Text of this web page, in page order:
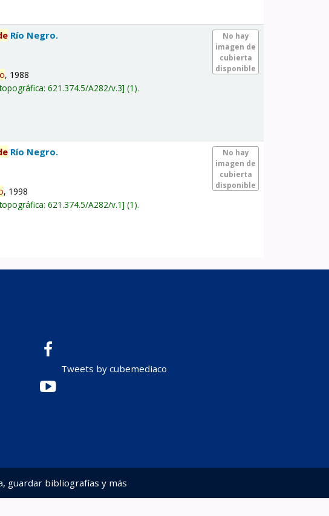
No hay
imagen de
cubierta
disponible
Río Negro.
, 1988
621.374.5/A282/v.3 (1).
No hay
imagen de
cubierta
disponible
Río Negro.
, 1998
621.374.5/A282/v.1 (1).
Tweets by cubemediaco
guardar bibliografías y más